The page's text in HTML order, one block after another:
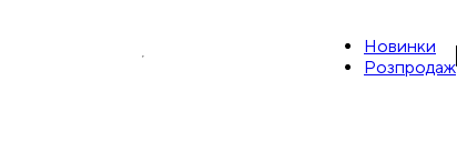
Новинки
Розпродаж